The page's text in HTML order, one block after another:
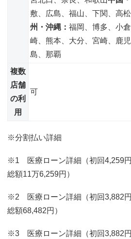
敷、広島、福山、下関、高
州・沖縄： 福岡、博多、小
崎、熊本、大分、宮崎、鹿
島、那覇
複数
店舗
の利
用
可
※分割払い詳細
※1 医療ローン詳細（初回4,259円
総額11万6,259円）
※2 医療ローン詳細（初回3,882円
総額68,482円）
※3 医療ローン詳細（初回3,882円